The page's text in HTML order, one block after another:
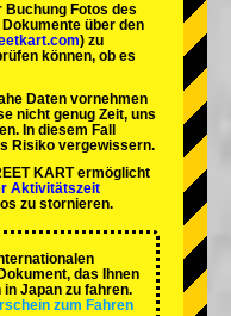
Buchung Fotos des
über den
) zu
können, ob es
Daten vornehmen
nicht genug Zeit, uns
In diesem Fall
Risiko vergewissern.
KART ermöglicht
Aktivitätszeit
zu stornieren.
das Ihnen
Japan zu fahren.
zum Fahren